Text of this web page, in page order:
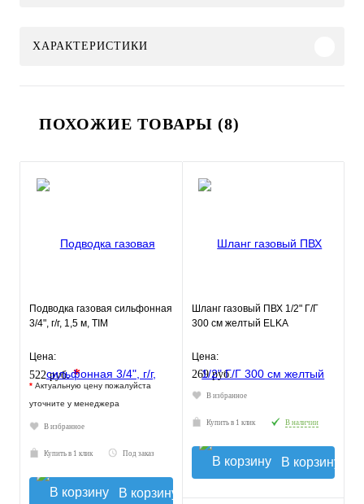
ХАРАКТЕРИСТИКИ
ПОХОЖИЕ ТОВАРЫ (8)
Подводка газовая сильфонная
3/4", г/г, 1,5 м, TIM
Цена:
522 руб.*
* Актуальную цену пожалуйста
уточните у менеджера
В избранное
Купить в 1 клик Под заказ
В корзину
Шланг газовый ПВХ 1/2" Г/Г
300 см желтый ELKA
Цена:
269 руб.
В избранное
Купить в 1 клик В наличии
В корзину